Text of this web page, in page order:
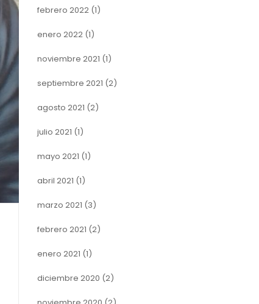
febrero 2022(1)
enero 2022(1)
noviembre 2021 (1)
septiembre 2021 (2)
agosto 2021 (2)
julio 2021 (1)
mayo 2021 (1)
abril 2021 (1)
marzo 2021 (3)
febrero 2021 (2)
enero 2021 (1)
diciembre 2020 (2)